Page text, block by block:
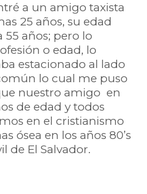
a un amigo taxista
25 años, su edad
55 años; pero lo
o edad, lo
estacionado al lado
lo cual me puso
nuestro amigo en
de edad y todos
en el cristianismo
ósea en los años 80’s
de El Salvador.